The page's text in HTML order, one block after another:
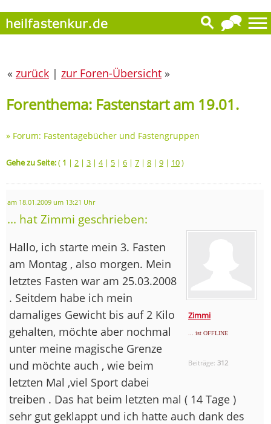
« zurück | zur Foren-Übersicht »
Forenthema: Fastenstart am 19.01.
» Forum: Fastentagebücher und Fastengruppen
Gehe zu Seite:( 1 | 2 | 3 | 4| 5 | 6 | 7 | 8 | 9 | 10)
am 18.01.2009 um 13:21 Uhr
... hat Zimmi geschrieben:
Zimmi
... ist OFFLINE
Beiträge:312
Hallo, ich starte mein 3. Fasten
am Montag , also morgen. Mein
letztes Fasten war am 25.03.2008
. Seitdem habe ich mein
damaliges Gewicht bis auf 2 Kilo
gehalten, möchte aber nochmal
unter meine magische Grenze
und möchte auch , wie beim
letzten Mal ,viel Sport dabei
treiben . Das hat beim letzten mal ( 14 Tage )
sehr gut geklappt und ich hatte auch dank des